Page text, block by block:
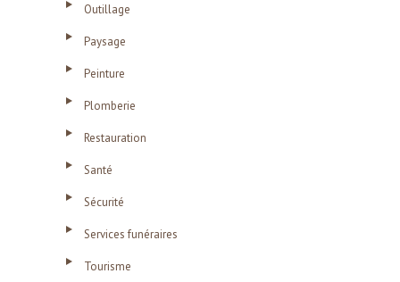
Outillage
Paysage
Peinture
Plomberie
Restauration
Santé
Sécurité
Services funéraires
Tourisme